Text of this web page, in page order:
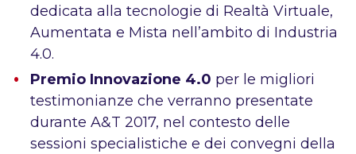
dedicata alla tecnologie di Realtà Virtuale,
Aumentata e Mista nell’ambito di Industria
4.0.
Premio Innovazione 4.0 per le migliori
testimonianze che verranno presentate
durante A&T 2017, nel contesto delle
sessioni specialistiche e dei convegni della